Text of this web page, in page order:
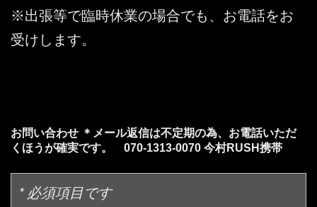
※出張等で臨時休業の場合でも、お電話をお
受けします。
お問い合わせ ＊メール返信は不定期の為、お電話いただ
くほうが確実です。 070-1313-0070 今村RUSH携帯
* 必須項目です